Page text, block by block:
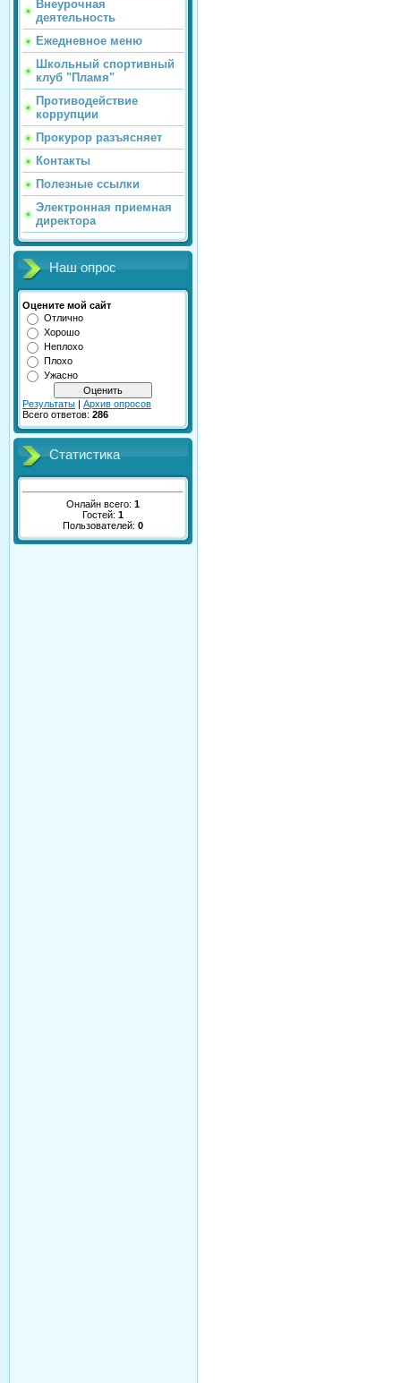
Внеурочная
деятельность
Ежедневное меню
Школьный спортивный
клуб "Пламя"
Противодействие
коррупции
Прокурор разъясняет
Контакты
Полезные ссылки
Электронная приемная
директора
Наш опрос
Оцените мой сайт
Отлично
Хорошо
Неплохо
Плохо
Ужасно
Результаты | Архив опросов
Всего ответов: 286
Статистика
Онлайн всего: 1
Гостей: 1
Пользователей: 0